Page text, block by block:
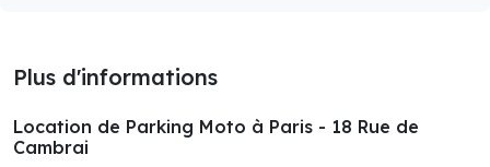
Plus d'informations
Location de Parking Moto à Paris - 18 Rue de
Cambrai